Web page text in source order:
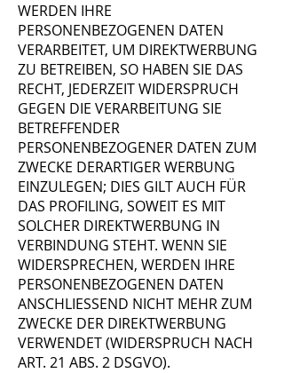
WERDEN IHRE
PERSONENBEZOGENEN DATEN
VERARBEITET, UM DIREKTWERBUNG
ZU BETREIBEN, SO HABEN SIE DAS
RECHT, JEDERZEIT WIDERSPRUCH
GEGEN DIE VERARBEITUNG SIE
BETREFFENDER
PERSONENBEZOGENER DATEN ZUM
ZWECKE DERARTIGER WERBUNG
EINZULEGEN; DIES GILT AUCH FÜR
DAS PROFILING, SOWEIT ES MIT
SOLCHER DIREKTWERBUNG IN
VERBINDUNG STEHT. WENN SIE
WIDERSPRECHEN, WERDEN IHRE
PERSONENBEZOGENEN DATEN
ANSCHLIESSEND NICHT MEHR ZUM
ZWECKE DER DIREKTWERBUNG
VERWENDET (WIDERSPRUCH NACH
ART. 21 ABS. 2 DSGVO).